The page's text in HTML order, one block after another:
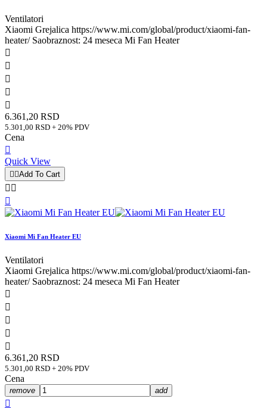
Ventilatori
Xiaomi Grejalica https://www.mi.com/global/product/xiaomi-fan-
heater/ Saobraznost: 24 meseca Mi Fan Heater





6.361,20 RSD
5.301,00 RSD + 20% PDV
Cena

Quick View
 Add To Cart
 

Xiaomi Mi Fan Heater EU
Ventilatori
Xiaomi Grejalica https://www.mi.com/global/product/xiaomi-fan-
heater/ Saobraznost: 24 meseca Mi Fan Heater





6.361,20 RSD
5.301,00 RSD + 20% PDV
Cena
remove add
